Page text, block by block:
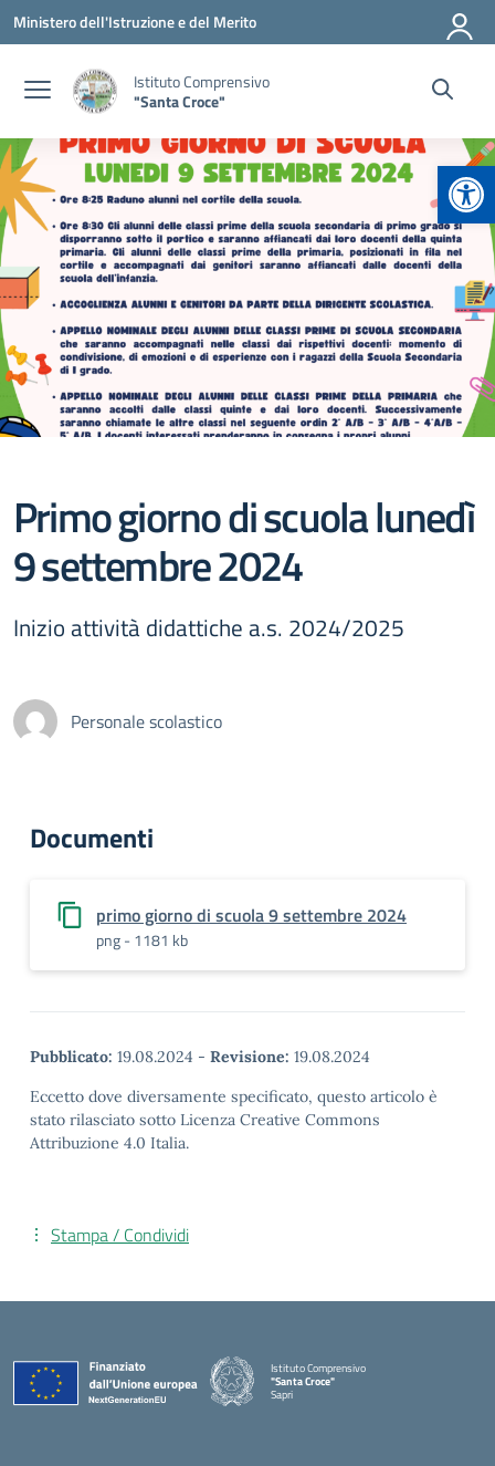
Vai ai contenuti
Vai al menu di navigazione
Vai al footer
Ministero dell'Istruzione e del Merito
Istituto Comprensivo
"Santa Croce"
Primo giorno di scuola lunedì
9 settembre 2024
Inizio attività didattiche a.s. 2024/2025
Personale scolastico
Documenti
primo giorno di scuola 9 settembre 2024
png - 1181 kb
Pubblicato: 19.08.2024 - Revisione: 19.08.2024
Eccetto dove diversamente specificato, questo articolo è
stato rilasciato sotto Licenza Creative Commons
Attribuzione 4.0 Italia.
Stampa / Condividi
Istituto Comprensivo
"Santa Croce"
Sapri
— Visita la pagina iniziale della scuola